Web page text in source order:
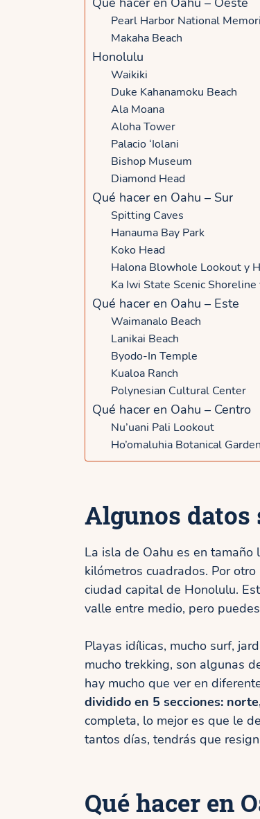
Pearl Harbor National
Makaha Beach
Honolulu
Waikiki
Duke Kahanamoku Beach
Ala Moana
Aloha Tower
Palacio ‘Iolani
Bishop Museum
Diamond Head
Qué hacer en Oahu – Sur
Spitting Caves
Hanauma Bay Park
Koko Head
Halona Blowhole Lookout y
Ka Iwi State Scenic
Qué hacer en Oahu – Este
Waimanalo Beach
Lanikai Beach
Byodo-In Temple
Kualoa Ranch
Polynesian Cultural Center
Qué hacer en Oahu – Centro
Nu’uani Pali Lookout
Ho’omaluhia Botanical
Algunos datos
La isla de Oahu es en
kilómetros cuadrados. Por otro
ciudad capital de Honolulu.
valle entre medio, pero
Playas idílicas, mucho surf,
mucho trekking, son algunas
hay mucho que ver en
dividido en 5 secciones:
completa, lo mejor es que le
tantos días, tendrás que
Qué hacer en